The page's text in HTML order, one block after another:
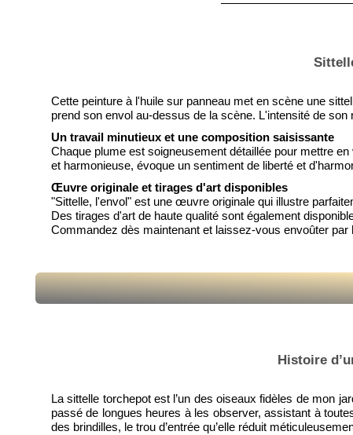
Cette peinture à l'huile sur panneau met en scène une
prend son envol au-dessus de la scène. L'intensité de
Un travail minutieux et une composition saisissante
Chaque plume est soigneusement détaillée pour mettre
et harmonieuse, évoque un sentiment de liberté et
Œuvre originale et tirages d'art disponibles
"Sittelle, l'envol" est une œuvre originale qui illustre
Des tirages d'art de haute qualité sont également
Commandez dès maintenant et laissez-vous envoûter
Histoire
La sittelle torchepot est l’un des oiseaux fidèles de mon
passé de longues heures à les observer, assistant à
des brindilles, le trou d’entrée qu’elle réduit